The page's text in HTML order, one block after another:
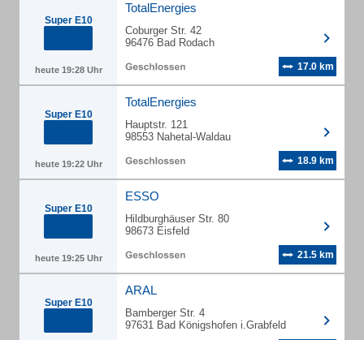
Super E10
heute 19:28 Uhr
TotalEnergies
Coburger Str. 42
96476 Bad Rodach
17.0 km
Super E10
heute 19:22 Uhr
TotalEnergies
Hauptstr. 121
98553 Nahetal-Waldau
18.9 km
Super E10
heute 19:25 Uhr
ESSO
Hildburghäuser Str. 80
98673 Eisfeld
21.5 km
Super E10
ARAL
Bamberger Str. 4
97631 Bad Königshofen i.Grabfeld